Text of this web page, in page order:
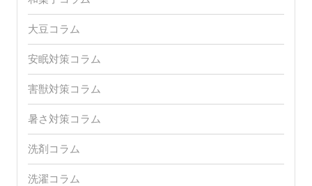
大豆コラム
安眠対策コラム
害獣対策コラム
暑さ対策コラム
洗剤コラム
洗濯コラム